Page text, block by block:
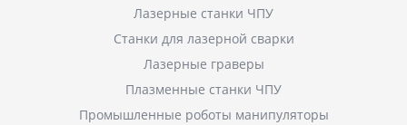
Лазерные станки ЧПУ
Станки для лазерной сварки
Лазерные граверы
Плазменные станки ЧПУ
Промышленные роботы манипуляторы